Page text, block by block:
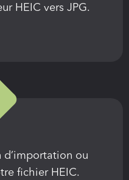
HEIC vers JPG.
ou
fichier HEIC.